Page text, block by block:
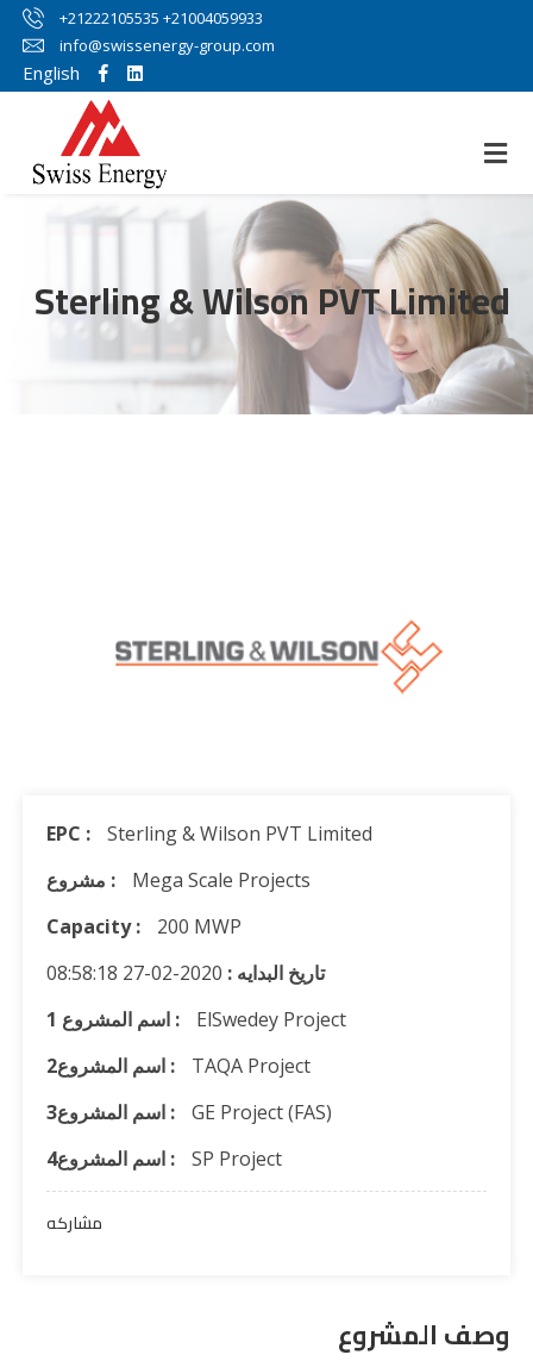
+21222105535 +21004059933
info@swissenergy-group.com
English
Sterling & Wilson PVT Limited
EPC :
Sterling & Wilson PVT Limited
مشروع :
Mega Scale Projects
Capacity :
200 MWP
تاريخ البدايه :
1 اسم المشروع :
ElSwedey Project
اسم المشروع2 :
TAQA Project
اسم المشروع3 :
GE Project (FAS)
اسم المشروع4 :
SP Project
مشاركه
وصف المشروع